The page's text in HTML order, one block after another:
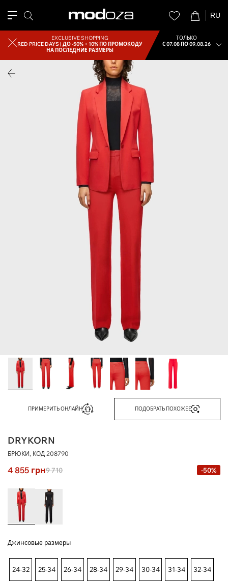
RU
EXCLUSIVE SHOPPING
RED PRICE DAYS |ДО -50% + 10% ПО ПРОМОКОДУ
НА ПОСЛЕДНИЕ РАЗМЕРЫ
ТОЛЬКО
С 07.08 ПО 09.08.26
ПРИМЕРИТЬ ОНЛАЙН ПОДОБРАТЬ ПОХОЖЕЕ
DRYKORN
БРЮКИ, КОД 208790
4 855 грн9 710 -50%
Джинсовые размеры
24-32 25-34 26-34 28-34 29-34 30-34 31-34 32-34